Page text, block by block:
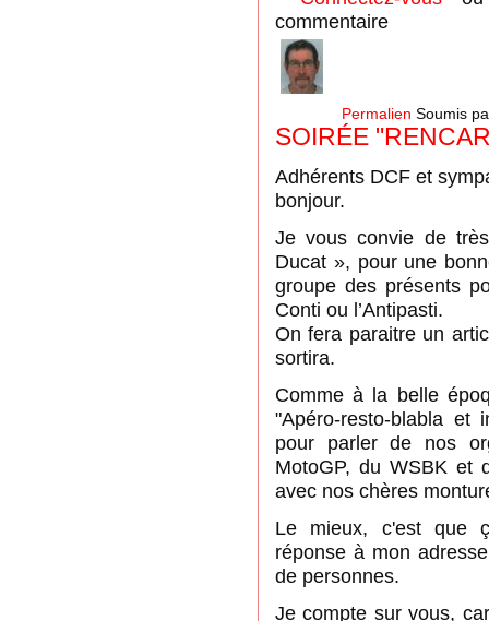
commentaire
Permalien Soumis
SOIRÉE
Adhérents DCF et
bonjour.
Je vous convie de
Ducat », pour une
groupe des présents
Conti ou l’Antipasti.
On fera paraitre un
sortira.
Comme à la belle
"Apéro-resto-blabla et
pour parler de nos
MotoGP, du WSBK et
avec nos chères
Le mieux, c'est que
réponse à mon
de personnes.
Je compte sur vous,